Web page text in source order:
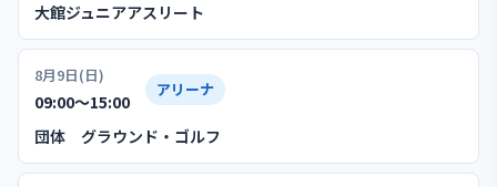
大館ジュニアアスリート
8月9日(日)
09:00〜15:00
アリーナ
団体 グラウンド・ゴルフ